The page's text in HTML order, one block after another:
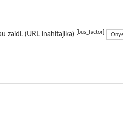
zaidi. (URL inahitajika) [bus_factor]